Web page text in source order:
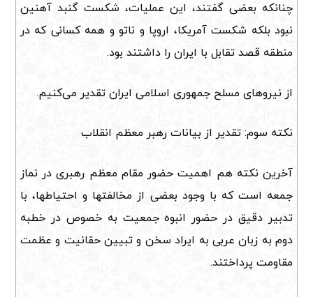
چنانکه بعضی گفتند، این عملیات، شکست گنبد آهنین
نبود بلکه شکست آمریکا، اروپا و ناتو و همه کسانی که در
منطقه قصد تقابل با ایران را داشتند بود.
از نیروهای مسلح جمهوری اسلامی ایران تقدیر می‌کنیم.
نکته سوم: تقدیر از بیانات رهبر معظم انقلاب
آخرین نکته هم اهمیت حضور مقام معظم رهبری در نماز
جمعه است که با وجود بعضی از مخالفتها و احتیاطها، با
تدبیر دقیق در حضور انبوه جمعیت به خصوص در خطبه
دوم به زبان عربی به ایراد سخن و تبیین حقانیت و عظمت
مقاومت پرداختند.